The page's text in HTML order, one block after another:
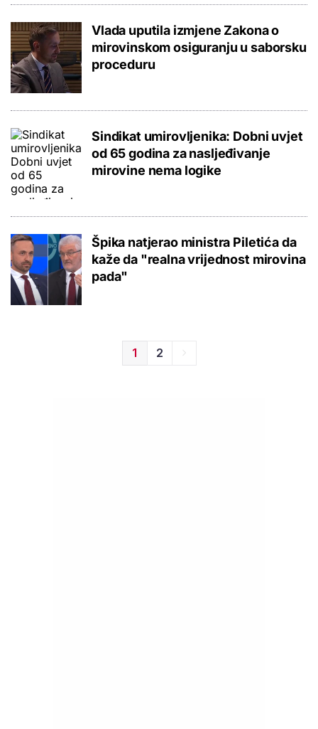
Vlada uputila izmjene Zakona o
mirovinskom osiguranju u saborsku
proceduru
Sindikat umirovljenika: Dobni uvjet
od 65 godina za nasljeđivanje
mirovine nema logike
Špika natjerao ministra Piletića da
kaže da "realna vrijednost mirovina
pada"
1 2